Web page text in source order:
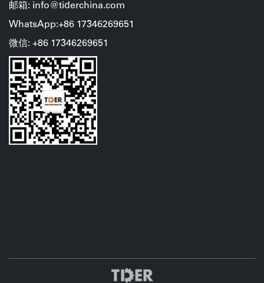
邮箱: info@tiderchina.com
WhatsApp:+86 17346269651
微信: +86 17346269651